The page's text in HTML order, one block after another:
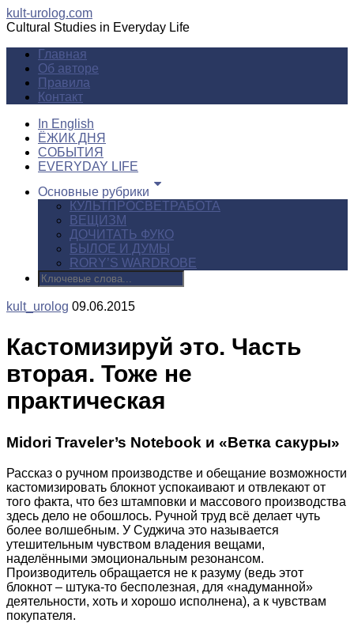
kult-urolog.com
Cultural Studies in Everyday Life
Главная
Об авторе
Правила
Контакт
In English
ЁЖИК ДНЯ
СОБЫТИЯ
EVERYDAY LIFE
Основные рубрики
КУЛЬТПРОСВЕТРАБОТА
ВЕЩИЗМ
ДОЧИТАТЬ ФУКО
БЫЛОЕ И ДУМЫ
RORY’S WARDROBE
kult_urolog 09.06.2015
Кастомизируй это. Часть
вторая. Тоже не
практическая
Midori Traveler’s Notebook и «Ветка сакуры»
Рассказ о ручном производстве и обещание возможности
кастомизировать блокнот успокаивают и отвлекают от
того факта, что без штамповки и массового производства
здесь дело не обошлось. Ручной труд всё делает чуть
более волшебным. У Суджича это называется
утешительным чувством владения вещами,
наделёнными эмоциональным резонансом.
Производитель обращается не к разуму (ведь этот
блокнот – штука-то бесполезная, для «надуманной»
деятельности, хоть и хорошо исполнена), а к чувствам
покупателя.